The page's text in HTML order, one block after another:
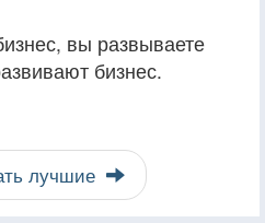
вы развываете
бизнес.
лучшие